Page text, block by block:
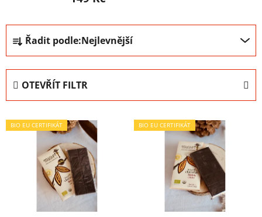
Ř
a
z
n
p
Řadit podle:Nejlevnější
OTEVŘÍT FILTR
V
ý
BIO EU CERTIFIKÁT BIO EU CERTIFIKÁT